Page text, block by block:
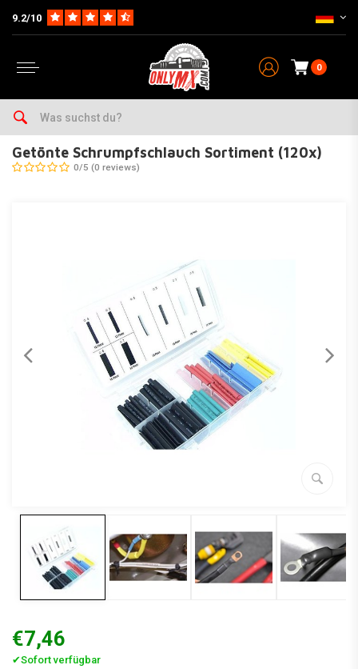
9.2/10
0
Home
Getönte Schrumpfschlauch Sortiment (120x)
0/5 (0 reviews)
€7,46
✔Sofort verfügbar